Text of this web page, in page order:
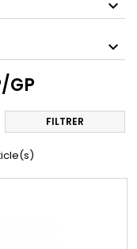
GP
FILTRER